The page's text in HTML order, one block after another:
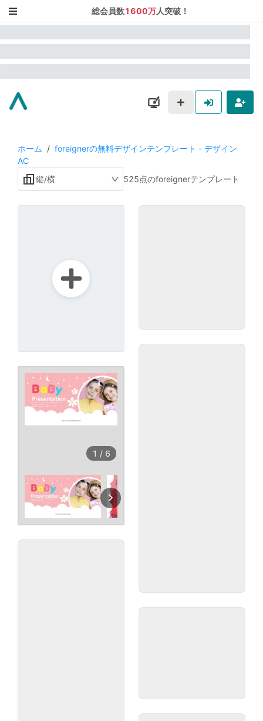
総会員数1600万人突破！
ホーム / foreignerの無料デザインテンプレート - デザイン
AC
縦/横
525点のforeignerテンプレート
1 / 6